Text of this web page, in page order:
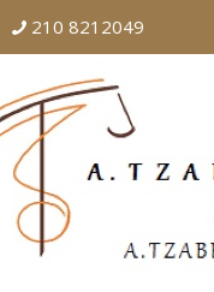
210 8212049